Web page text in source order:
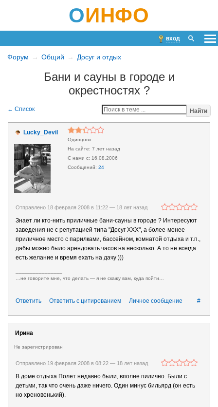
ОИНФО
вход
Форум Общий Досуг и отдых
Бани и сауны в городе и
окрестностях ?
Найти
Lucky_Devil
Одинцово
7 лет назад
16.08.2006
24
Отправлено 18 февраля 2008 в 11:22 — 18 лет назад
Знает ли кто-нить приличные бани-сауны в городе ? Интересуют
заведения не с репутацией типа "Досуг ХХХ", а более-менее
приличное место с парилками, бассейном, комнатой отдыха и т.п.,
дабы можно было арендовать часов на несколько. А то не всегда
есть желание и время ехать на дачу )))
…не говорите мне, что делать — я не скажу вам, куда пойти…
#
Ответить Ответить с цитированием Личное сообщение
Ирина
Не зарегистрирован
Отправлено 19 февраля 2008 в 08:22 — 18 лет назад
В доме отдыха Полет недавно были, вполне пилично. Были с
детьми, так что очень даже ничего. Один минус бильярд (он есть
но хреновенький).